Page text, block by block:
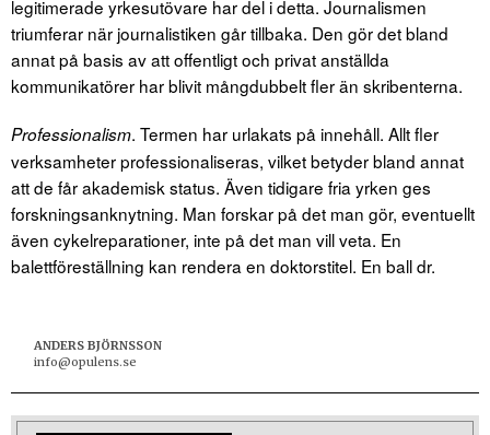
legitimerade yrkesutövare har del i detta. Journalismen
triumferar när journalistiken går tillbaka. Den gör det bland
annat på basis av att offentligt och privat anställda
kommunikatörer har blivit mångdubbelt fler än skribenterna.
Professionalism. Termen har urlakats på innehåll. Allt fler
verksamheter professionaliseras, vilket betyder bland annat
att de får akademisk status. Även tidigare fria yrken ges
forskningsanknytning. Man forskar på det man gör, eventuellt
även cykelreparationer, inte på det man vill veta. En
balettföreställning kan rendera en doktorstitel. En ball dr.
ANDERS BJÖRNSSON
info@opulens.se